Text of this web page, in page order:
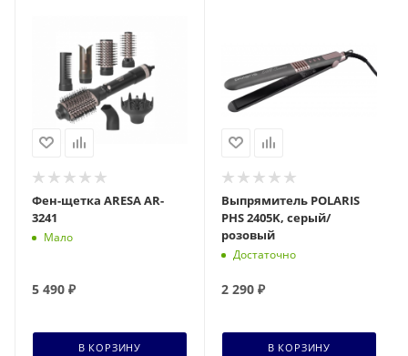
Фен-щетка ARESA AR-
3241
Мало
5 490 ₽
В КОРЗИНУ
Выпрямитель POLARIS
PHS 2405K, серый/
розовый
Достаточно
2 290 ₽
В КОРЗИНУ